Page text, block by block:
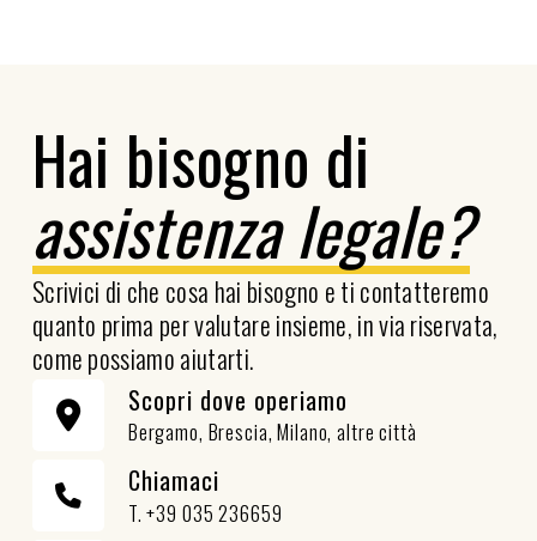
Hai bisogno di
assistenza legale?
Scrivici di che cosa hai bisogno e ti contatteremo
quanto prima per valutare insieme, in via riservata,
come possiamo aiutarti.
Scopri dove operiamo
Bergamo, Brescia, Milano, altre città
Chiamaci
T. +39 035 236659